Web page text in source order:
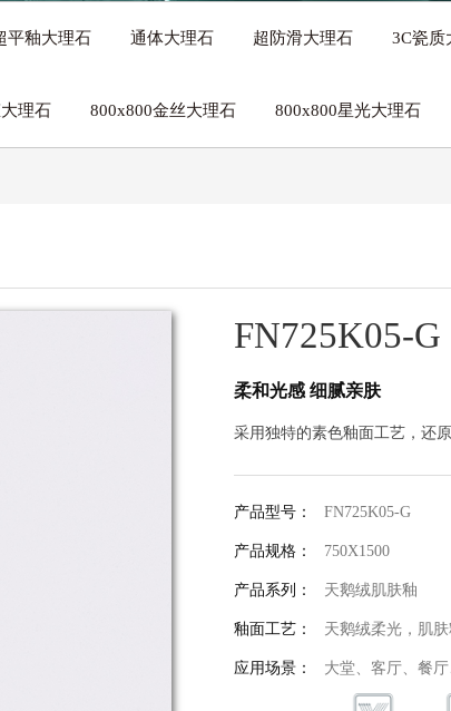
平釉大理石 通体大理石 超防滑大理石 3C瓷质
理石 800x800金丝大理石 800x800星光大理石
FN725K05-G
柔和光感 细腻亲肤
采用独特的素色釉面工艺，还
产品型号： FN725K05-G
产品规格： 750X1500
产品系列： 天鹅绒肌肤釉
釉面工艺： 天鹅绒柔光，肌肤
应用场景： 大堂、客厅、餐